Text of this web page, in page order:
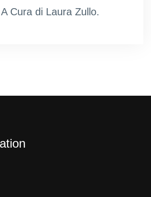
Cura di Laura Zullo.